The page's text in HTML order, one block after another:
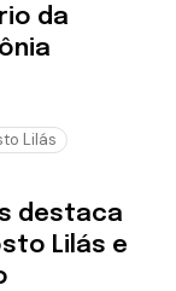
da
Lilás
destaca
Lilás e